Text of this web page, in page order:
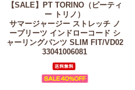
【SALE】
PT TORINO（ピーティ
ー トリノ）
サマージャージー ストレッチ ノ
ープリーツ インドローコード シ
ャーリングパンツ SLIM FIT/VD02
33041006081